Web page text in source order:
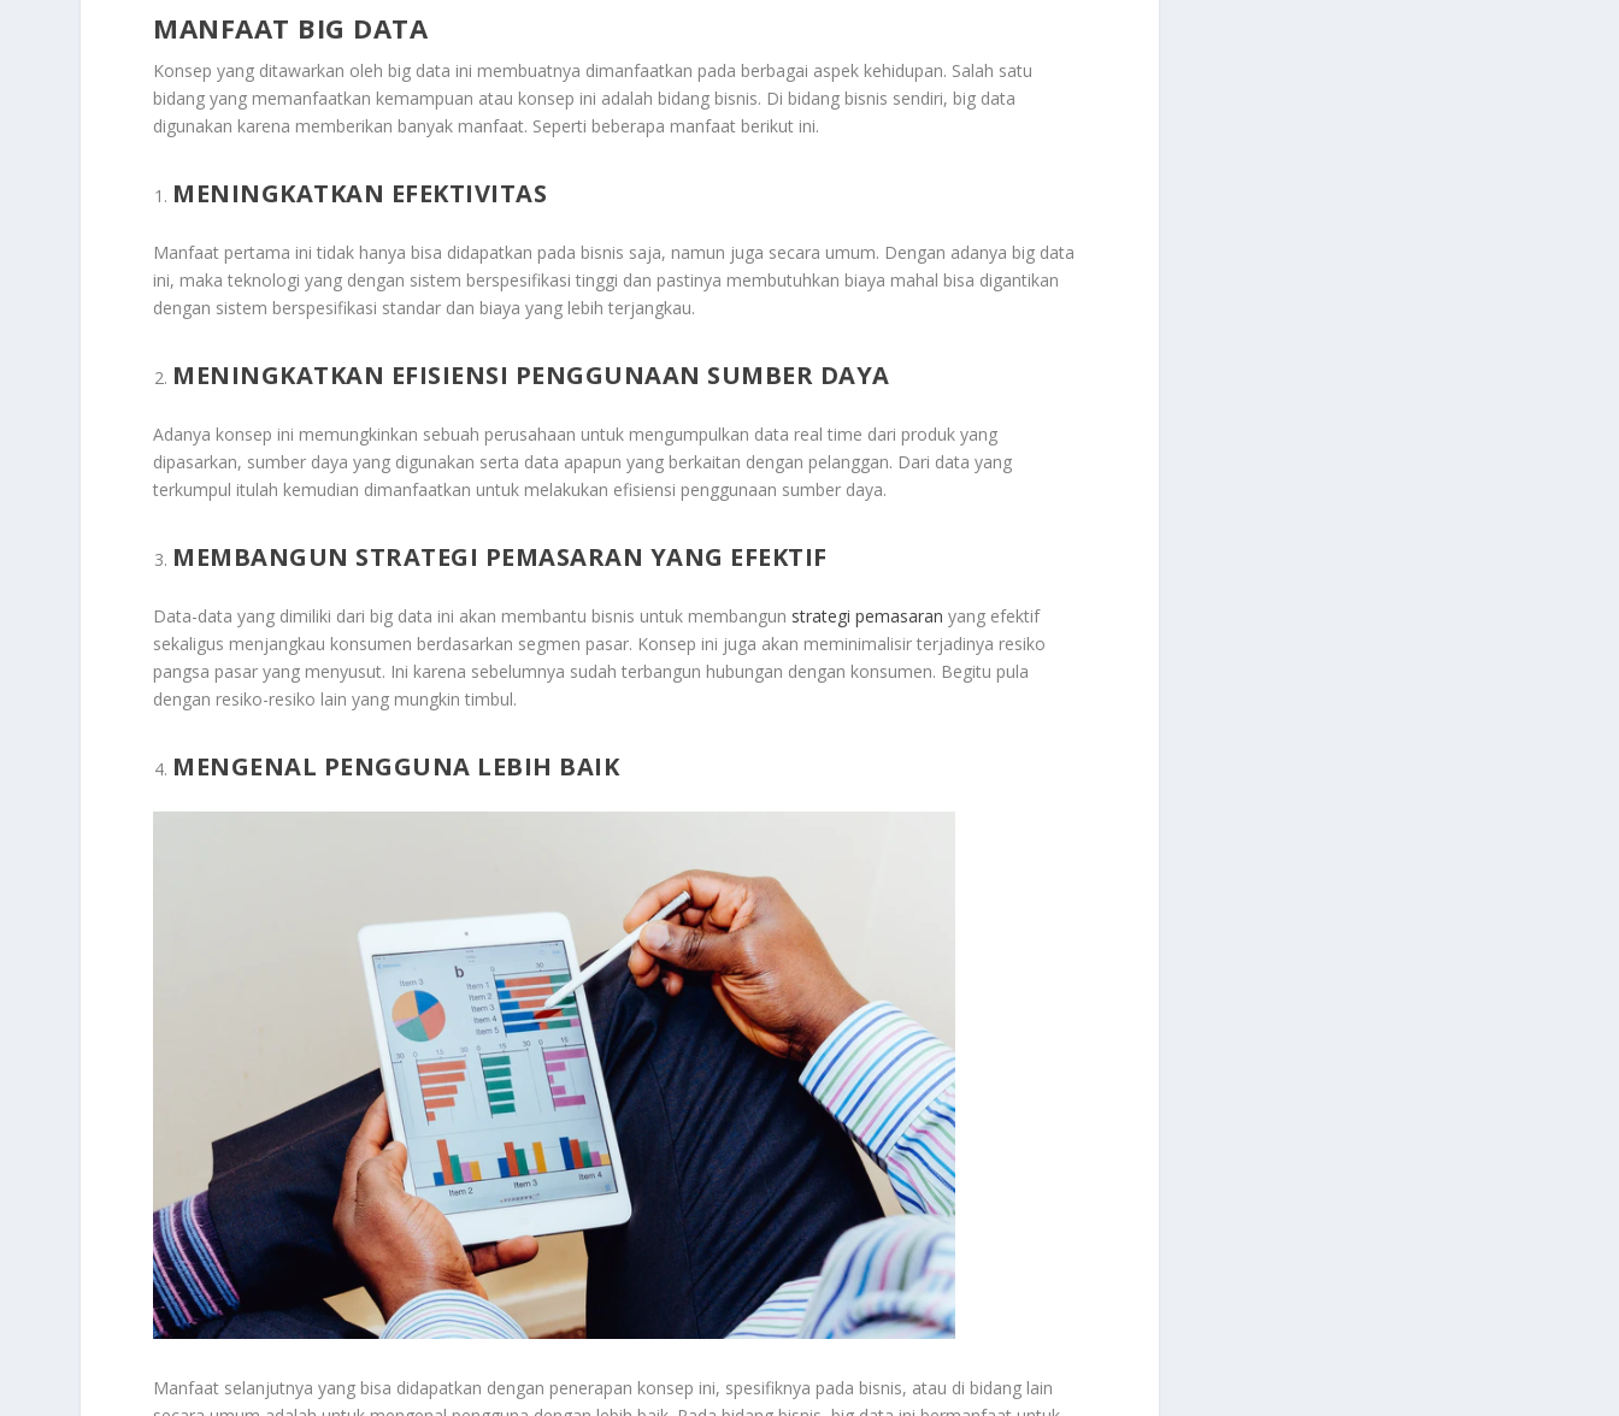
MANFAAT BIG DATA
Konsep yang ditawarkan oleh big data ini membuatnya dimanfaatkan pada berbagai aspek kehidupan. Salah satu
bidang yang memanfaatkan kemampuan atau konsep ini adalah bidang bisnis. Di bidang bisnis sendiri, big data
digunakan karena memberikan banyak manfaat. Seperti beberapa manfaat berikut ini.
MENINGKATKAN EFEKTIVITAS
Manfaat pertama ini tidak hanya bisa didapatkan pada bisnis saja, namun juga secara umum. Dengan adanya big data
ini, maka teknologi yang dengan sistem berspesifikasi tinggi dan pastinya membutuhkan biaya mahal bisa digantikan
dengan sistem berspesifikasi standar dan biaya yang lebih terjangkau.
MENINGKATKAN EFISIENSI PENGGUNAAN SUMBER DAYA
Adanya konsep ini memungkinkan sebuah perusahaan untuk mengumpulkan data real time dari produk yang
dipasarkan, sumber daya yang digunakan serta data apapun yang berkaitan dengan pelanggan. Dari data yang
terkumpul itulah kemudian dimanfaatkan untuk melakukan efisiensi penggunaan sumber daya.
MEMBANGUN STRATEGI PEMASARAN YANG EFEKTIF
Data-data yang dimiliki dari big data ini akan membantu bisnis untuk membangun strategi pemasaran yang efektif
sekaligus menjangkau konsumen berdasarkan segmen pasar. Konsep ini juga akan meminimalisir terjadinya resiko
pangsa pasar yang menyusut. Ini karena sebelumnya sudah terbangun hubungan dengan konsumen. Begitu pula
dengan resiko-resiko lain yang mungkin timbul.
MENGENAL PENGGUNA LEBIH BAIK
Manfaat selanjutnya yang bisa didapatkan dengan penerapan konsep ini, spesifiknya pada bisnis, atau di bidang lain